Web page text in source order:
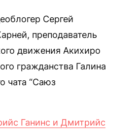
Сергей
преподаватель
движения Акихиро
гражданства Галина
чата “Саюз
Ганинс и Дмитрийс